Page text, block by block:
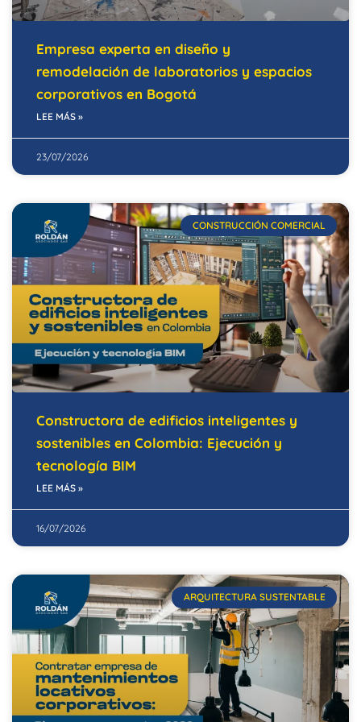
Empresa experta en diseño y
remodelación de laboratorios y espacios
corporativos en Bogotá
LEE MÁS »
23/07/2026
CONSTRUCCIÓN COMERCIAL
Constructora de edificios inteligentes y
sostenibles en Colombia: Ejecución y
tecnología BIM
LEE MÁS »
16/07/2026
ARQUITECTURA SUSTENTABLE